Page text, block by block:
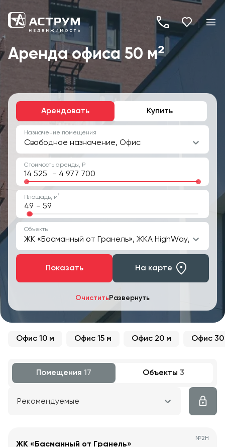
+7
(495)
260-
19-
Аренда офиса 50 м²
Арендовать Купить
ОчиститьРазвернуть
Назначение помещения
Свободное назначение, Офис
Стоимость аренды, ₽
-
Площадь, м2
-
Объекты
ЖК «Басманный от Гранель», ЖКА HighWay, ЖК
Показать На карте
Офис 10 м Офис 15 м Офис 20 м Офис 30
Помещения 17 Объекты 3
Рекомендуемые
№2Н
ЖК «Басманный от Гранель»